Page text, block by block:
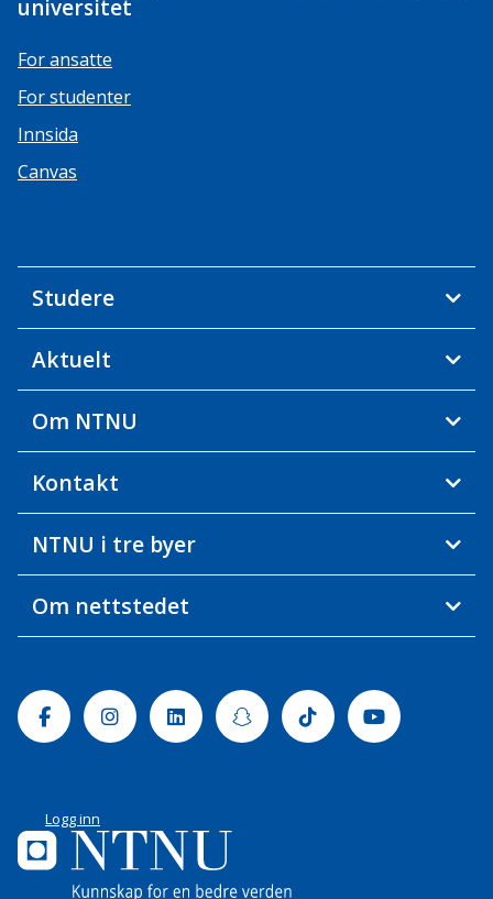
universitet
For ansatte
For studenter
Innsida
Canvas
Studere
Aktuelt
Om NTNU
Kontakt
NTNU i tre byer
Om nettstedet
FacebookInstagramLinkedinSnapchatTiktok Youtube
Logg inn